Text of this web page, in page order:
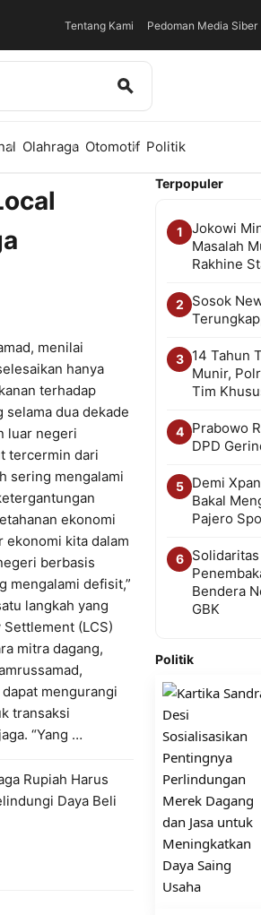
Tentang Kami Pedoman Media Siber
Olahraga Otomotif Politik
menilai
hanya
terhadap
dua dekade
luar negeri
tercermin dari
sering mengalami
ekonomi
ekonomi kita dalam
berbasis
mengalami defisit,”
langkah yang
(LCS)
mitra dagang,
mengurangi
transaksi
“Yang …
Rupiah Harus
Daya Beli
Terpopuler
1
Jokowi
Masalah
Rakhine
2
Sosok
3
14 Tahun
Munir,
Tim
4
Prabowo
DPD
5
Demi
Bakal
Pajero
6
Bendera
GBK
Politik